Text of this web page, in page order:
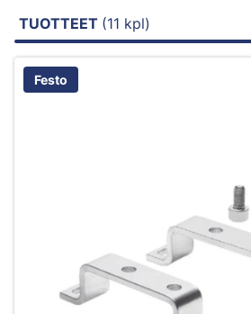
TUOTTEET (11 kpl)
Festo